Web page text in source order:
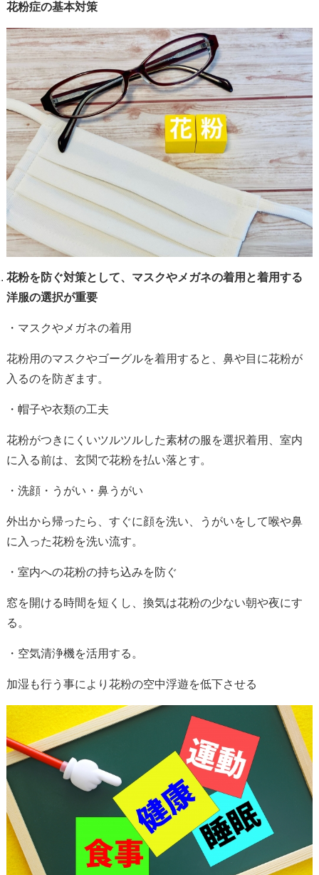
花粉症の基本対策
花粉を防ぐ対策として、マスクやメガネの着用と着用する
洋服の選択が重要
・マスクやメガネの着用
花粉用のマスクやゴーグルを着用すると、鼻や目に花粉が
入るのを防ぎます。
・帽子や衣類の工夫
花粉がつきにくいツルツルした素材の服を選択着用、室内
に入る前は、玄関で花粉を払い落とす。
・洗顔・うがい・鼻うがい
外出から帰ったら、すぐに顔を洗い、うがいをして喉や鼻
に入った花粉を洗い流す。
・室内への花粉の持ち込みを防ぐ
窓を開ける時間を短くし、換気は花粉の少ない朝や夜にす
る。
・空気清浄機を活用する。
加湿も行う事により花粉の空中浮遊を低下させる